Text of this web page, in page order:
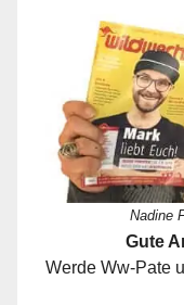
Nadine
Gute
Werde Ww-Pate